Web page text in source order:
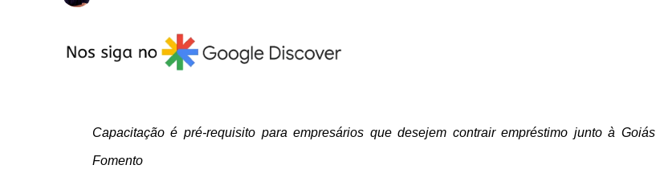
Capacitação é pré-requisito para empresários que desejem contrair empréstimo junto à Goiás
Fomento